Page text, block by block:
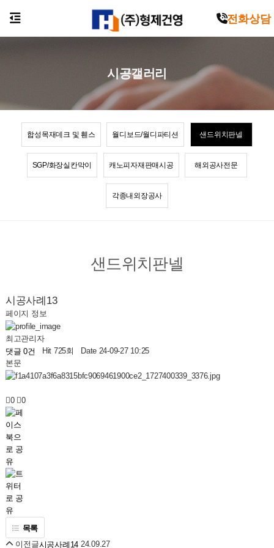
전화상담
합성목재데크 및 휀스 월디보드/월디파티션 샌드위치판넬
SGP/화장실칸막이 캐노피자재판매시공 해외공사전문
각종내외장공사
시공갤러리
샌드위치판넬
시공사례13
페이지 정보
최고관리자
댓글 0건
Hit 725회
Date 24-09-27 10:25
본문
0 0
목록
이전글시공사례14 24.09.27